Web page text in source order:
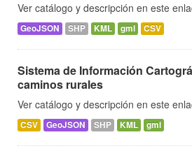
Ver catálogo y descripción en este
GeoJSON SHP KML gml CSV
Sistema de Información
caminos rurales
Ver catálogo y descripción en este
CSV GeoJSON SHP KML gml